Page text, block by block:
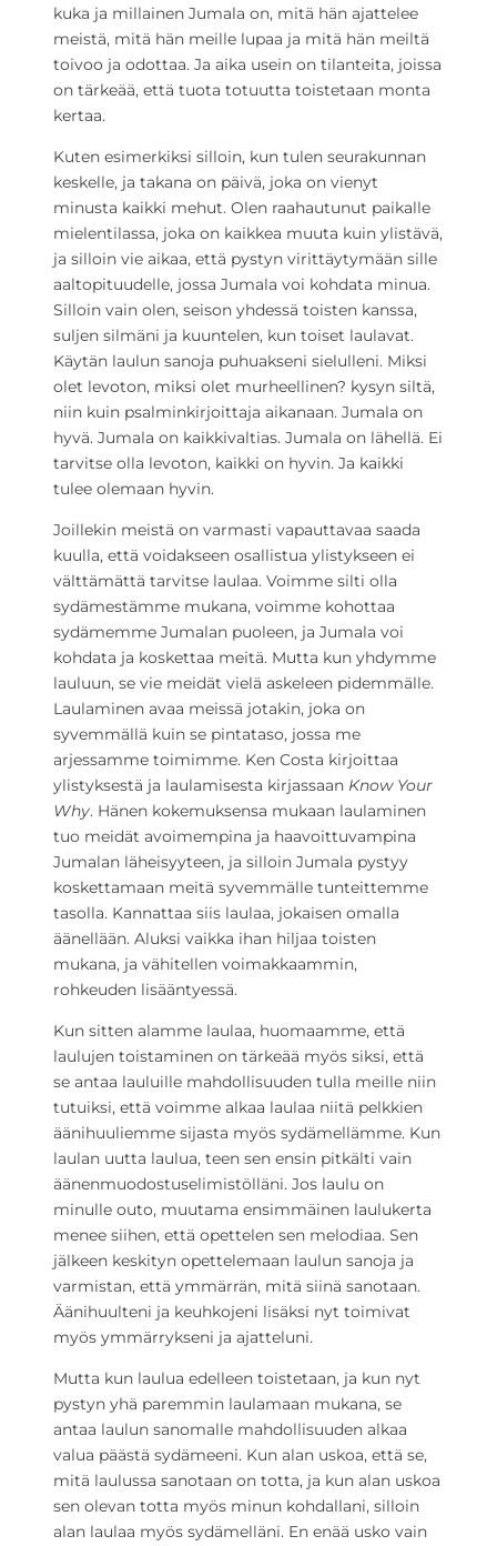
kuka ja millainen Jumala on, mitä hän ajattelee
meistä, mitä hän meille lupaa ja mitä hän meiltä
toivoo ja odottaa. Ja aika usein on tilanteita, joissa
on tärkeää, että tuota totuutta toistetaan monta
kertaa.
Kuten esimerkiksi silloin, kun tulen seurakunnan
keskelle, ja takana on päivä, joka on vienyt
minusta kaikki mehut. Olen raahautunut paikalle
mielentilassa, joka on kaikkea muuta kuin ylistävä,
ja silloin vie aikaa, että pystyn virittäytymään sille
aaltopituudelle, jossa Jumala voi kohdata minua.
Silloin vain olen, seison yhdessä toisten kanssa,
suljen silmäni ja kuuntelen, kun toiset laulavat.
Käytän laulun sanoja puhuakseni sielulleni. Miksi
olet levoton, miksi olet murheellinen? kysyn siltä,
niin kuin psalminkirjoittaja aikanaan. Jumala on
hyvä. Jumala on kaikkivaltias. Jumala on lähellä. Ei
tarvitse olla levoton, kaikki on hyvin. Ja kaikki
tulee olemaan hyvin.
Joillekin meistä on varmasti vapauttavaa saada
kuulla, että voidakseen osallistua ylistykseen ei
välttämättä tarvitse laulaa. Voimme silti olla
sydämestämme mukana, voimme kohottaa
sydämemme Jumalan puoleen, ja Jumala voi
kohdata ja koskettaa meitä. Mutta kun yhdymme
lauluun, se vie meidät vielä askeleen pidemmälle.
Laulaminen avaa meissä jotakin, joka on
syvemmällä kuin se pintataso, jossa me
arjessamme toimimme. Ken Costa kirjoittaa
ylistyksestä ja laulamisesta kirjassaan Know Your
Why. Hänen kokemuksensa mukaan laulaminen
tuo meidät avoimempina ja haavoittuvampina
Jumalan läheisyyteen, ja silloin Jumala pystyy
koskettamaan meitä syvemmälle tunteittemme
tasolla. Kannattaa siis laulaa, jokaisen omalla
äänellään. Aluksi vaikka ihan hiljaa toisten
mukana, ja vähitellen voimakkaammin,
rohkeuden lisääntyessä.
Kun sitten alamme laulaa, huomaamme, että
laulujen toistaminen on tärkeää myös siksi, että
se antaa lauluille mahdollisuuden tulla meille niin
tutuiksi, että voimme alkaa laulaa niitä pelkkien
äänihuuliemme sijasta myös sydämellämme. Kun
laulan uutta laulua, teen sen ensin pitkälti vain
äänenmuodostuselimistölläni. Jos laulu on
minulle outo, muutama ensimmäinen laulukerta
menee siihen, että opettelen sen melodiaa. Sen
jälkeen keskityn opettelemaan laulun sanoja ja
varmistan, että ymmärrän, mitä siinä sanotaan.
Äänihuulteni ja keuhkojeni lisäksi nyt toimivat
myös ymmärrykseni ja ajatteluni.
Mutta kun laulua edelleen toistetaan, ja kun nyt
pystyn yhä paremmin laulamaan mukana, se
antaa laulun sanomalle mahdollisuuden alkaa
valua päästä sydämeeni. Kun alan uskoa, että se,
mitä laulussa sanotaan on totta, ja kun alan uskoa
sen olevan totta myös minun kohdallani, silloin
alan laulaa myös sydämelläni. En enää usko vain